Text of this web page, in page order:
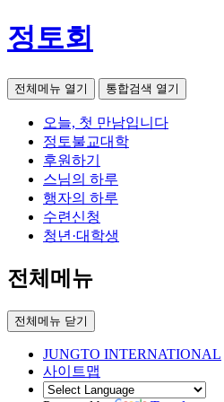
정토회
전체메뉴 열기 통합검색 열기
오늘, 첫 만남입니다
정토불교대학
후원하기
스님의 하루
행자의 하루
수련신청
청년·대학생
전체메뉴
전체메뉴 닫기
JUNGTO INTERNATIONAL
사이트맵